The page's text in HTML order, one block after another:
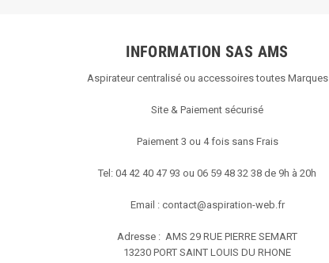
INFORMATION SAS AMS
Aspirateur centralisé ou accessoires toutes Marques
Site & Paiement sécurisé
Paiement 3 ou 4 fois sans Frais
Tel: 04 42 40 47 93 ou 06 59 48 32 38 de 9h à 20h
Email : contact@aspiration-web.fr
Adresse : AMS 29 RUE PIERRE SEMART
13230 PORT SAINT LOUIS DU RHONE